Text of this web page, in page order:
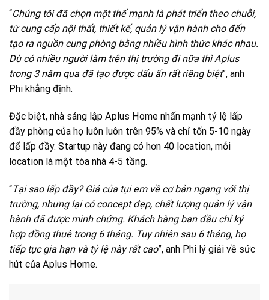
“Chúng tôi đã chọn một thế mạnh là phát triển theo chuỗi,
từ cung cấp nội thất, thiết kế, quản lý vận hành cho đến
tạo ra nguồn cung phòng bằng nhiều hình thức khác nhau.
Dù có nhiều người làm trên thị trường đi nữa thì Aplus
trong 3 năm qua đã tạo được dấu ấn rất riêng biệt”, anh
Phi khẳng định.
Đặc biệt, nhà sáng lập Aplus Home nhấn mạnh tỷ lệ lấp
đầy phòng của họ luôn luôn trên 95% và chỉ tốn 5-10 ngày
để lấp đầy. Startup này đang có hơn 40 location, mỗi
location là một tòa nhà 4-5 tầng.
“Tại sao lấp đầy? Giá của tụi em về cơ bản ngang với thị
trường, nhưng lại có concept đẹp, chất lượng quản lý vận
hành đã được minh chứng. Khách hàng ban đầu chỉ ký
hợp đồng thuê trong 6 tháng. Tuy nhiên sau 6 tháng, họ
tiếp tục gia hạn và tỷ lệ này rất cao”, anh Phi lý giải về sức
hút của Aplus Home.